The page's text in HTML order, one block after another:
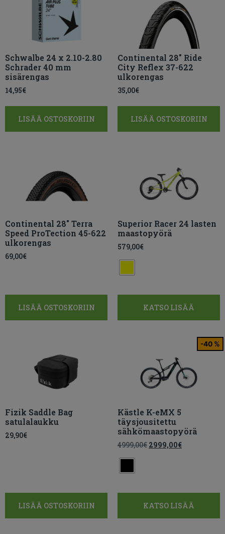
Schwalbe 24 x 2.10-2.80
Schrader 40 mm
sisärengas
14,95€
LISÄÄ OSTOSKORIIN
Continental 28″ Ride
City Reflex 37-622
ulkorengas
35,00€
LISÄÄ OSTOSKORIIN
Continental 28″ Terra
Speed ProTection 45-622
ulkorengas
69,00€
LISÄÄ OSTOSKORIIN
Superior Racer 24 lasten
maastopyörä
579,00€
KATSO LISÄÄ
Fizik Saddle Bag
satulalaukku
29,90€
LISÄÄ OSTOSKORIIN
-40 %
Kästle K-eMX 5
täysjousitettu
sähkömaastopyörä
4999,00€ 2999,00€
KATSO LISÄÄ